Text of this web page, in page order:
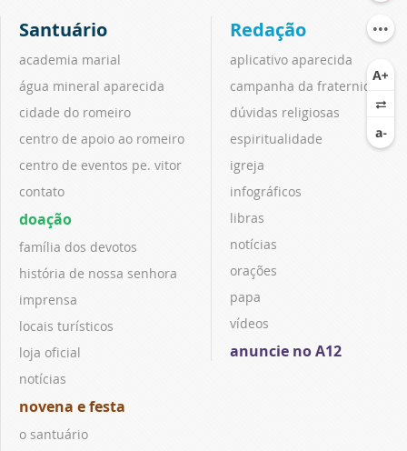
Santuário
academia marial
água mineral aparecida
cidade do romeiro
centro de apoio ao romeiro
centro de eventos pe. vitor
contato
doação
família dos devotos
história de nossa senhora
imprensa
locais turísticos
loja oficial
notícias
novena e festa
o santuário
Redação
aplicativo aparecida
campanha da fraternidade
dúvidas religiosas
espiritualidade
igreja
infográficos
libras
notícias
orações
papa
vídeos
anuncie no A12